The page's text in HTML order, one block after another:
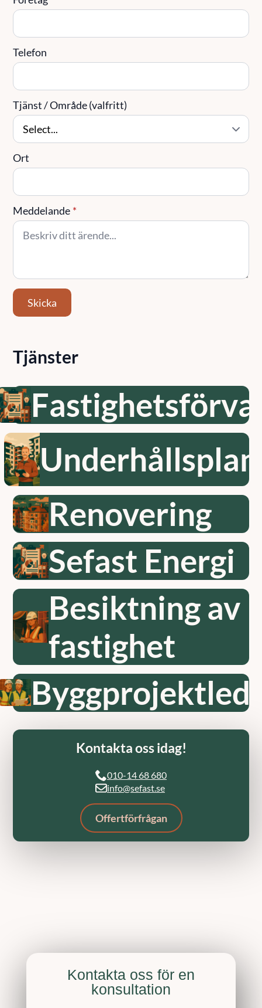
Telefon
Tjänst / Område (valfritt)
Ort
Meddelande *
Skicka
Tjänster
Underhållsplan
Renovering
Sefast Energi
Besiktning av
fastighet
Kontakta oss idag!
010-14 68 680
info@sefast.se
Offertförfrågan
Kontakta oss för en
konsultation